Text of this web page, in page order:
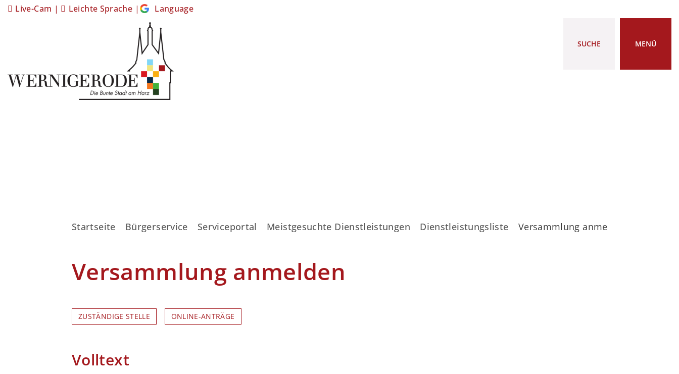
Live-Cam | Leichte Sprache | Language
SUCHE MENÜ
Startseite Bürgerservice Serviceportal Meistgesuchte Dienstleistungen Dienstleistungsliste Versammlung anmelden
Versammlung anmelden
ZUSTÄNDIGE STELLE ONLINE-ANTRÄGE
Volltext